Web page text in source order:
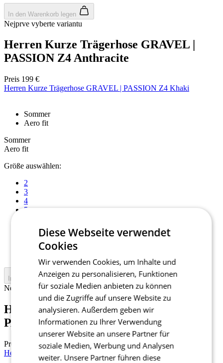
In den Warenkorb legen
Nejprve vyberte variantu
Herren Kurze Trägerhose GRAVEL |
PASSION Z4 Anthracite
Preis 199 €
Herren Kurze Trägerhose GRAVEL | PASSION Z4 Khaki
Sommer
Aero fit
Sommer
Aero fit
Größe auswählen:
2
3
4
5
In den Warenkorb legen
Nejprve vyberte variantu
Herren Kurze Trägerhose GRAVEL |
PASSION Z4 Khaki
Preis
199 €
Herren Kurze Trägerhose | MOTION Z6 PureBlack
Diese Webseite verwendet
Cookies
Wir verwenden Cookies, um Inhalte und
Anzeigen zu personalisieren, Funktionen
für soziale Medien anbieten zu können
und die Zugriffe auf unsere Website zu
analysieren. Außerdem geben wir
Informationen zu Ihrer Verwendung
unserer Website an unsere Partner für
soziale Medien, Werbung und Analysen
weiter. Unsere Partner führen diese